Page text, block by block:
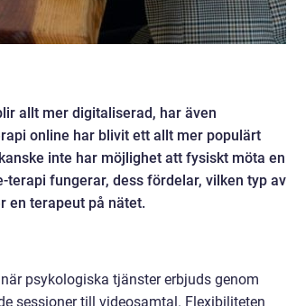
allt mer digitaliserad, har även
online har blivit ett allt mer populärt
inte har möjlighet att fysiskt möta en
fungerar, dess fördelar, vilken typ av
en terapeut på nätet.
psykologiska tjänster erbjuds genom
sessioner till videosamtal. Flexibiliteten